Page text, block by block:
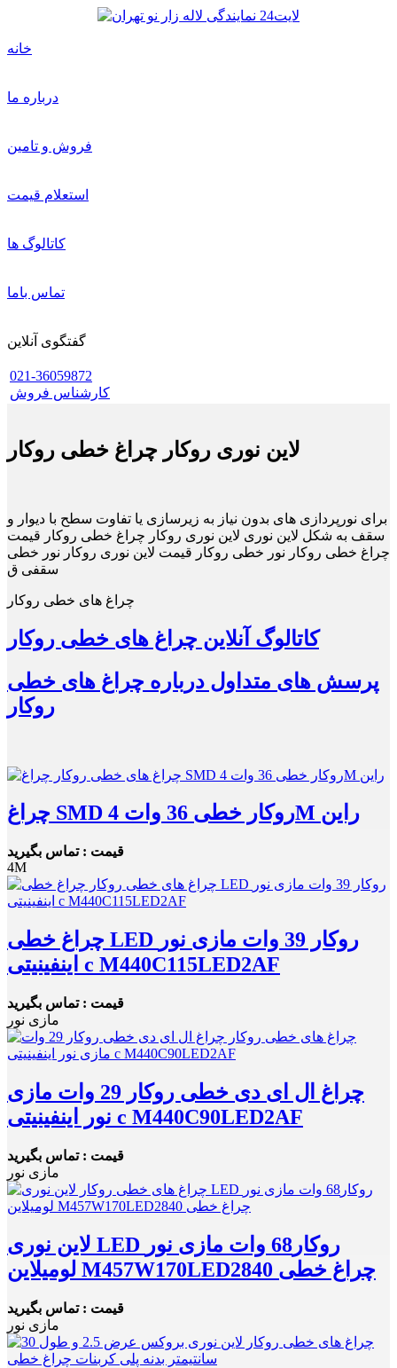
خانه
درباره ما
فروش و تامین
استعلام قیمت
کاتالوگ ها
تماس باما
گفتگوی آنلاین
021-36059872
کارشناس فروش
لاین نوری روکار چراغ خطی روکار
برای نورپردازی های بدون نیاز به زیرسازی یا تفاوت سطح با دیوار و
سقف به شکل لاین نوری لاین نوری روکار چراغ خطی روکار قیمت
چراغ خطی روکار نور خطی روکار قیمت لاین نوری روکار نور خطی
سقفی ق
چراغ های خطی روکار
کاتالوگ آنلاین چراغ های خطی روکار
پرسش های متداول درباره چراغ های خطی
روکار
چراغ SMD روکار خطی 36 وات 4M راین
قیمت : تماس بگیرید
4M
چراغ خطی LED روکار 39 وات مازی نور
اینفینیتی c M440C115LED2AF
قیمت : تماس بگیرید
مازی نور
چراغ ال ای دی خطی روکار 29 وات مازی
نور اینفینیتی c M440C90LED2AF
قیمت : تماس بگیرید
مازی نور
لاین نوری LED روکار68 وات مازی نور
لومیلاین M457W170LED2840 چراغ خطی
قیمت : تماس بگیرید
مازی نور